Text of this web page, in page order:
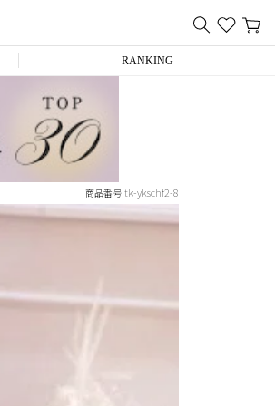
RANKING
商品番号 tk-ykschf2-8